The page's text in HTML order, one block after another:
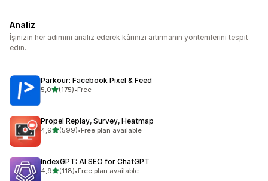
Analiz
İşinizin her adımını analiz ederek kârınızı artırmanın yöntemlerini tespit
edin.
Parkour: Facebook Pixel & Feed
5,05 yıldız üzerinden
(175)
toplam 175 değerlendirme
•Free
Propel Replay, Survey, Heatmap
4,95 yıldız üzerinden
(599)
toplam 599 değerlendirme
•Free plan available
IndexGPT: AI SEO for ChatGPT
4,95 yıldız üzerinden
(118)
toplam 118 değerlendirme
•Free plan available